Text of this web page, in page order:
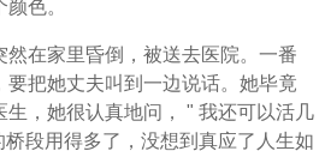
色。
然在家里昏倒，被送去医院。一番
把她丈夫叫到一边说话。她毕竟
生，她很认真地问， " 我还可以活几
段用得多了，没想到真应了人生如